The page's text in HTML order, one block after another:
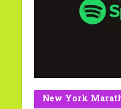
New York